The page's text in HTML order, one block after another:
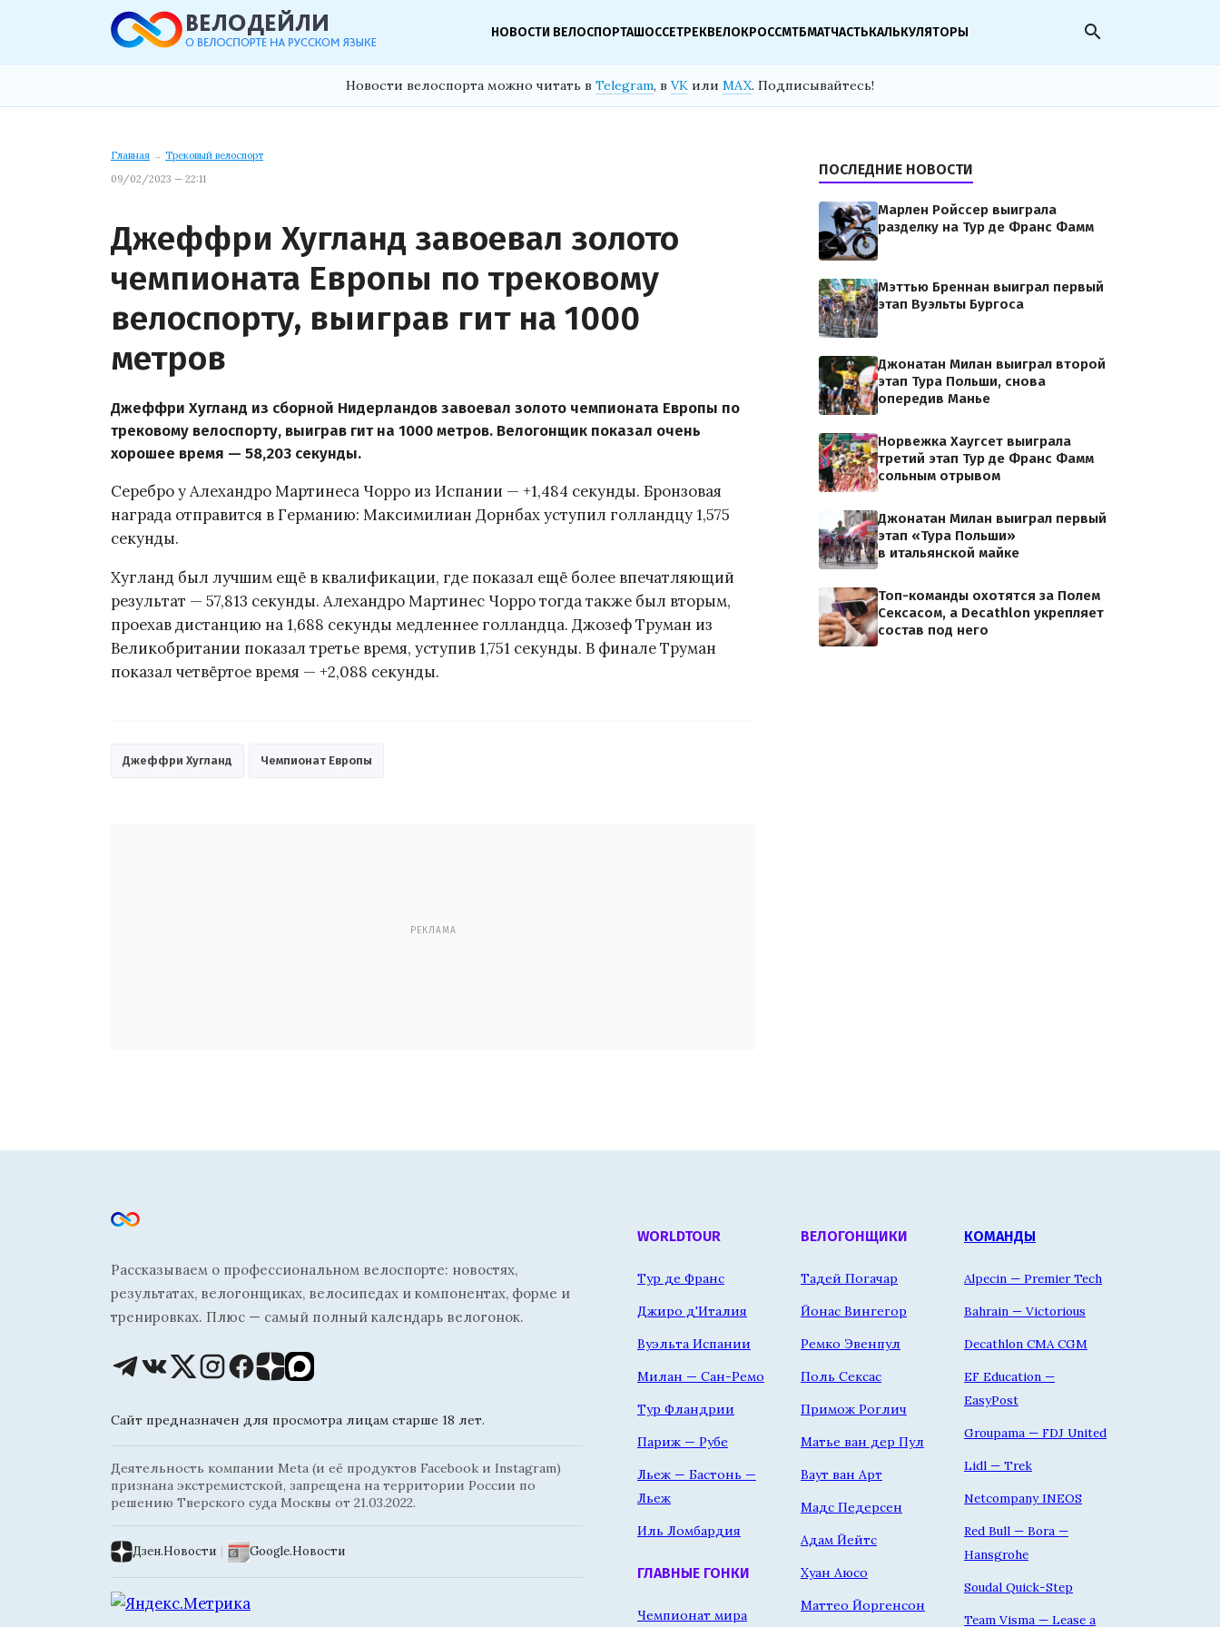
НОВОСТИ ВЕЛОСПОРТАШОССЕТРЕКВЕЛОКРОССМТБМАТЧАСТЬКАЛЬКУЛЯТОРЫ search
Новости велоспорта можно читать в Telegram, в VK или MAX. Подписывайтесь!
Главная → Трековый велоспорт
09/02/2023 — 22:11
Джеффри Хугланд завоевал золото
чемпионата Европы по трековому
велоспорту, выиграв гит на 1000
метров
Джеффри Хугланд из сборной Нидерландов завоевал золото чемпионата Европы по
трековому велоспорту, выиграв гит на 1000 метров. Велогонщик показал очень
хорошее время — 58,203 секунды.
Серебро у Алехандро Мартинеса Чорро из Испании — +1,484 секунды. Бронзовая
награда отправится в Германию: Максимилиан Дорнбах уступил голландцу 1,575
секунды.
Хугланд был лучшим ещё в квалификации, где показал ещё более впечатляющий
результат — 57,813 секунды. Алехандро Мартинес Чорро тогда также был вторым,
проехав дистанцию на 1,688 секунды медленнее голландца. Джозеф Труман из
Великобритании показал третье время, уступив 1,751 секунды. В финале Труман
показал четвёртое время — +2,088 секунды.
Джеффри Хугланд Чемпионат Европы
РЕКЛАМА
ПОСЛЕДНИЕ НОВОСТИ
Марлен Ройссер выиграла
разделку на Тур де Франс Фамм
Мэттью Бреннан выиграл первый
этап Вуэльты Бургоса
Джонатан Милан выиграл второй
этап Тура Польши, снова
опередив Манье
Норвежка Хаугсет выиграла
третий этап Тур де Франс Фамм
сольным отрывом
Джонатан Милан выиграл первый
этап «Тура Польши»
в итальянской майке
Топ-команды охотятся за Полем
Сексасом, а Decathlon укрепляет
состав под него
Рассказываем о профессиональном велоспорте: новостях,
результатах, велогонщиках, велосипедах и компонентах, форме и
тренировках. Плюс — самый полный календарь велогонок.
Сайт предназначен для просмотра лицам старше 18 лет.
Деятельность компании Meta (и её продуктов Facebook и Instagram)
признана экстремистской, запрещена на территории России по
решению Тверского суда Москвы от 21.03.2022.
Дзен.Новости | Google.Новости
WORLDTOUR
Тур де Франс
Джиро д'Италия
Вуэльта Испании
Милан — Сан-Ремо
Тур Фландрии
Париж — Рубе
Льеж — Бастонь —
Льеж
Иль Ломбардия
ГЛАВНЫЕ ГОНКИ
Чемпионат мира
ВЕЛОГОНЩИКИ
Тадей Погачар
Йонас Вингегор
Ремко Эвенпул
Поль Сексас
Примож Роглич
Матье ван дер Пул
Ваут ван Арт
Мадс Педерсен
Адам Йейтс
Хуан Аюсо
Маттео Йоргенсон
КОМАНДЫ
Alpecin — Premier Tech
Bahrain — Victorious
Decathlon CMA CGM
EF Education —
EasyPost
Groupama — FDJ United
Lidl — Trek
Netcompany INEOS
Red Bull — Bora —
Hansgrohe
Soudal Quick-Step
Team Visma — Lease a